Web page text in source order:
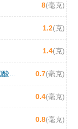
8(毫克)
1.2(克)
1.4(克)
0.7(毫克)
0.4(毫克)
0.8(毫克)